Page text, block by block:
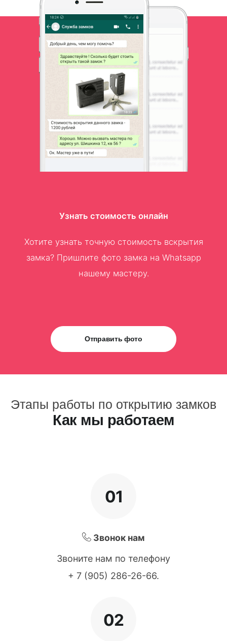
Узнать стоимость онлайн
Хотите узнать точную стоимость вскрытия
замка? Пришлите фото замка на Whatsapp
нашему мастеру.
Отправить фото
Этапы работы по открытию замков
Как мы работаем
01
Звонок нам
Звоните нам по телефону
+ 7 (905) 286-26-66.
02